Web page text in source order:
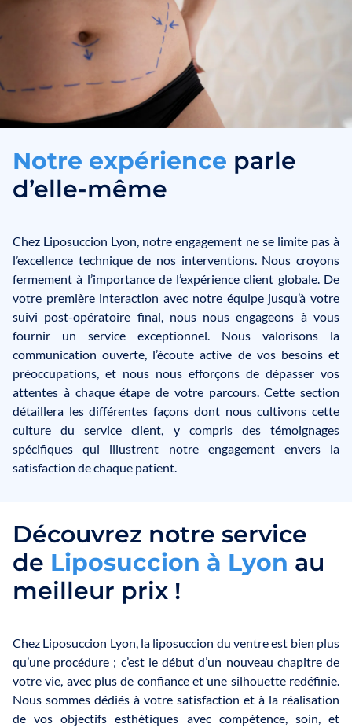
Notre expérience parle
d’elle-même
Chez Liposuccion Lyon, notre engagement ne se limite pas à
l’excellence technique de nos interventions. Nous croyons
fermement à l’importance de l’expérience client globale. De
votre première interaction avec notre équipe jusqu’à votre
suivi post-opératoire final, nous nous engageons à vous
fournir un service exceptionnel. Nous valorisons la
communication ouverte, l’écoute active de vos besoins et
préoccupations, et nous nous efforçons de dépasser vos
attentes à chaque étape de votre parcours. Cette section
détaillera les différentes façons dont nous cultivons cette
culture du service client, y compris des témoignages
spécifiques qui illustrent notre engagement envers la
satisfaction de chaque patient.
Découvrez notre service
de Liposuccion à Lyon au
meilleur prix !
Chez Liposuccion Lyon, la liposuccion du ventre est bien plus
qu’une procédure ; c’est le début d’un nouveau chapitre de
votre vie, avec plus de confiance et une silhouette redéfinie.
Nous sommes dédiés à votre satisfaction et à la réalisation
de vos objectifs esthétiques avec compétence, soin, et